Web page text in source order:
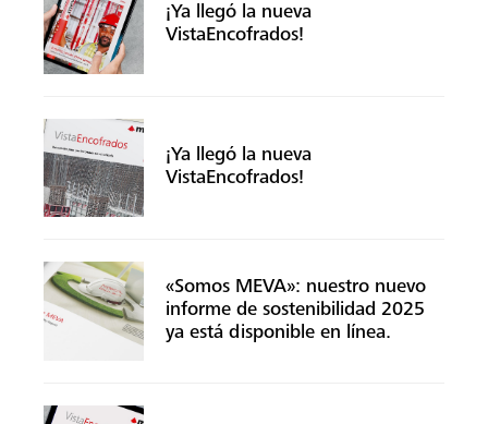
¡Ya llegó la nueva
VistaEncofrados!
¡Ya llegó la nueva
VistaEncofrados!
«Somos MEVA»: nuestro nuevo
informe de sostenibilidad 2025
ya está disponible en línea.